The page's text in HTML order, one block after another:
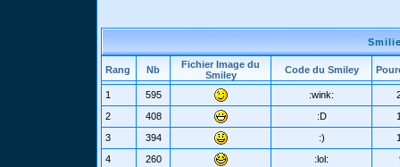
Rang Nb
Fichier Image du
Smiley
Code du Smiley
1 595 :wink:
2
408 :D
3
394 :)
4
260 :lol: